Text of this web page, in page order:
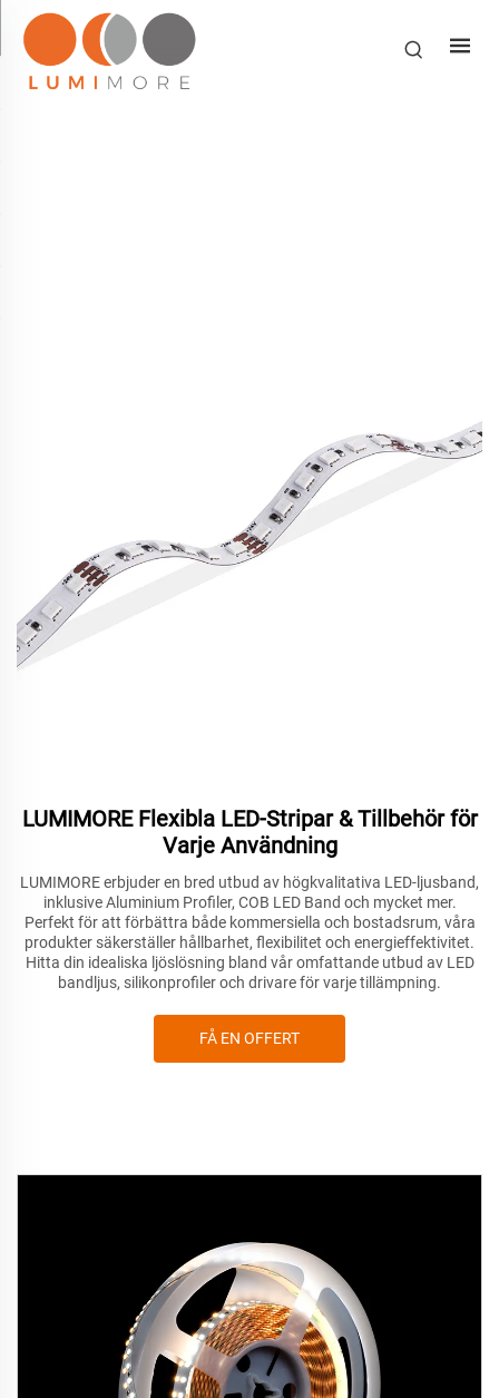
LUMIMORE Flexibla LED-Stripar & Tillbehör för
Varje Användning
LUMIMORE erbjuder en bred utbud av högkvalitativa LED-ljusband,
inklusive Aluminium Profiler, COB LED Band och mycket mer.
Perfekt för att förbättra både kommersiella och bostadsrum, våra
produkter säkerställer hållbarhet, flexibilitet och energieffektivitet.
Hitta din idealiska ljöslösning bland vår omfattande utbud av LED
bandljus, silikonprofiler och drivare för varje tillämpning.
FÅ EN OFFERT